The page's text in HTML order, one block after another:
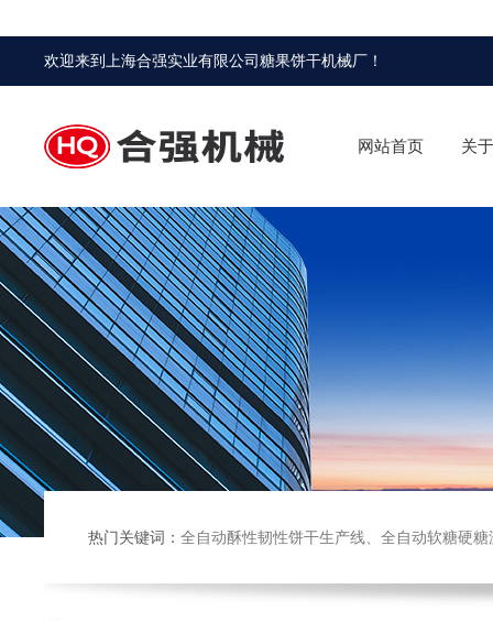
欢迎来到 上海合强实业有限公司糖果饼干机械厂 ！
网站首页 关
热门关键词： 全自动酥性韧性饼干生产线、全自动软糖硬糖浇注生产线、巧克力浇注生产线、桃酥饼干机、多功能曲奇机、热风旋